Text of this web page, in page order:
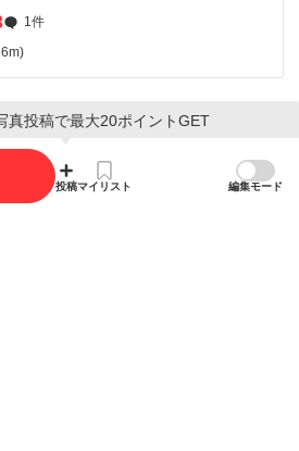
1件
大20ポイント獲得できます
真投稿で最大20ポイントGET
投稿マイリスト 編集モード